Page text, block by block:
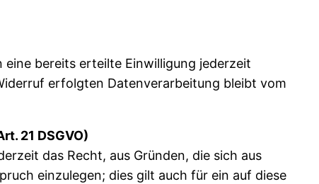
bereits erteilte Einwilligung jederzeit
erfolgten Datenverarbeitung bleibt vom
21 DSGVO)
das Recht, aus Gründen, die sich aus
einzulegen; dies gilt auch für ein auf diese